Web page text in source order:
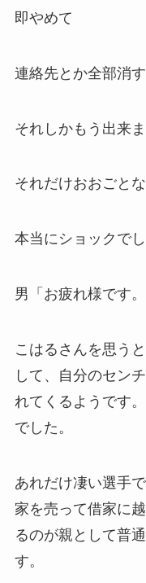
即やめて
連絡先とか全部消
それしかもう出来ま
それだけおおごと
本当にショックで
男「お疲れ様です。
こはるさんを思う
して、自分のセン
れてくるようです
でした。
あれだけ凄い選手
家を売って借家に
るのが親として普
す。